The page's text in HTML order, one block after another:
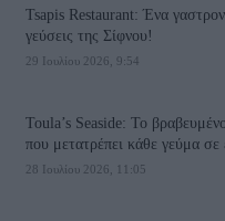
Tsapis Restaurant: Ένα
γεύσεις της Σίφνου!
29 Ιουλίου 2026, 9:54
Toula’s Seaside: Το
που μετατρέπει κάθε γεύμα σε
28 Ιουλίου 2026, 11:05